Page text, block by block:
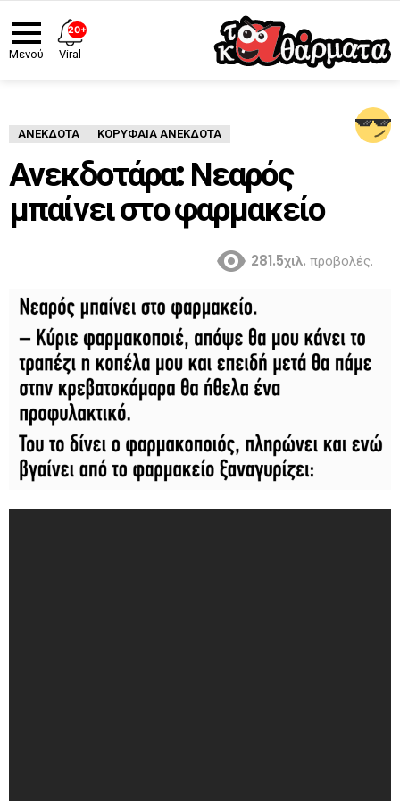
Μενού
ΑΝΈΚΔΟΤΑ ΚΟΡΥΦΑΙΑ ΑΝΕΚΔΟΤΑ
Ανεκδοτάρα: Νεαρός
μπαίνει στο φαρμακείο
281.5χιλ. προβολές.
20+
Viral